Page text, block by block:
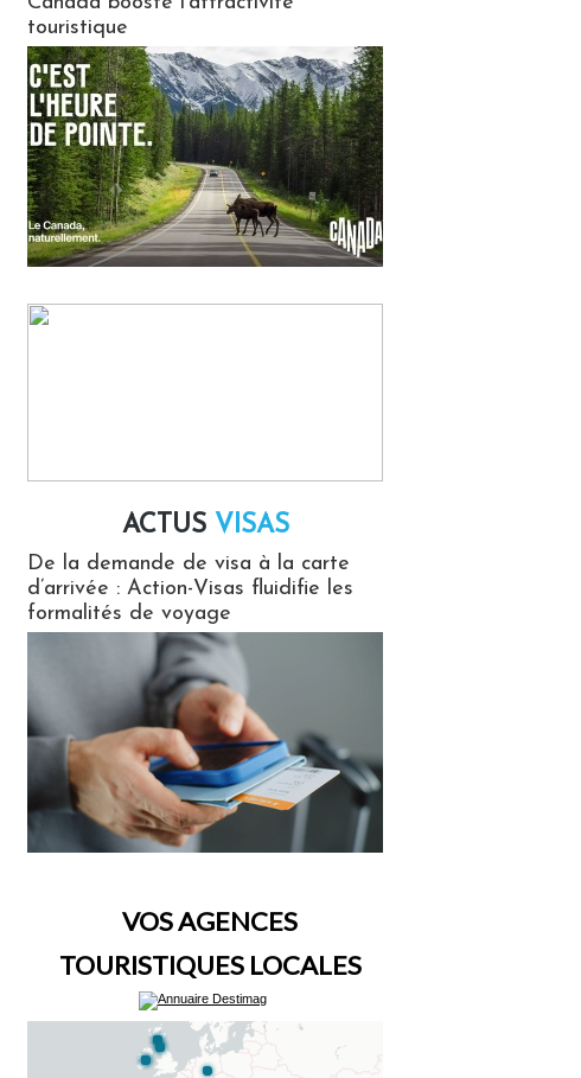
touristique
ACTUS VISAS
De la demande de visa à la carte
d’arrivée : Action-Visas fluidifie les
formalités de voyage
VOS AGENCES
TOURISTIQUES LOCALES